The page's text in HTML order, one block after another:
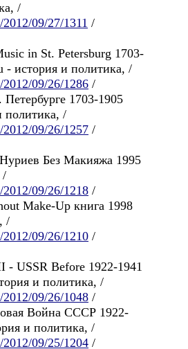
/
09/27/1311 /
in St. Petersburg 1703-
- история и политика, /
09/26/1286 /
1703-1905
политика, /
09/26/1257 /
Без Макияжа 1995
/
09/26/1218 /
Make-Up книга 1998
/
09/26/1210 /
USSR Before 1922-1941
и политика, /
09/26/1048 /
Война СССР 1922-
и политика, /
09/25/1204 /